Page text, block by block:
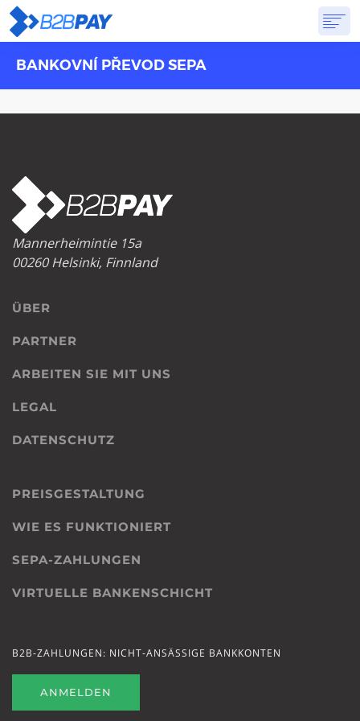
ÜBER LÖSUNGENVIRTUELLE BANK PREISGESTALTUNG
BANKOVNÍ PŘEVOD SEPA
Mannerheimintie 15a
00260 Helsinki, Finnland
ÜBER
PARTNER
ARBEITEN SIE MIT UNS
LEGAL
DATENSCHUTZ
PREISGESTALTUNG
WIE ES FUNKTIONIERT
SEPA-ZAHLUNGEN
VIRTUELLE BANKENSCHICHT
B2B-ZAHLUNGEN: NICHT-ANSÄSSIGE BANKKONTEN
ANMELDEN